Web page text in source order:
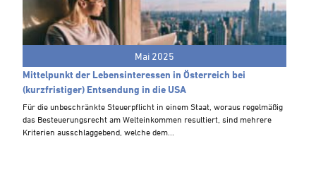
Ärzte-Info
Gastronomie-Info
Vermieter-Info
Landwirte-Info
Steuern A-Z
Mai 2025
Mittelpunkt der Lebensinteressen in Österreich bei
(kurzfristiger) Entsendung in die USA
Für die unbeschränkte Steuerpflicht in einem Staat, woraus regelmäßig
das Besteuerungsrecht am Welteinkommen resultiert, sind mehrere
Kriterien ausschlaggebend, welche dem...